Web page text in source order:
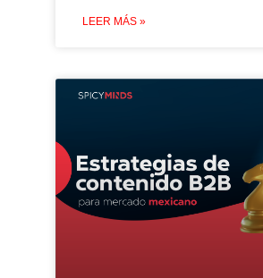
LEER MÁS »